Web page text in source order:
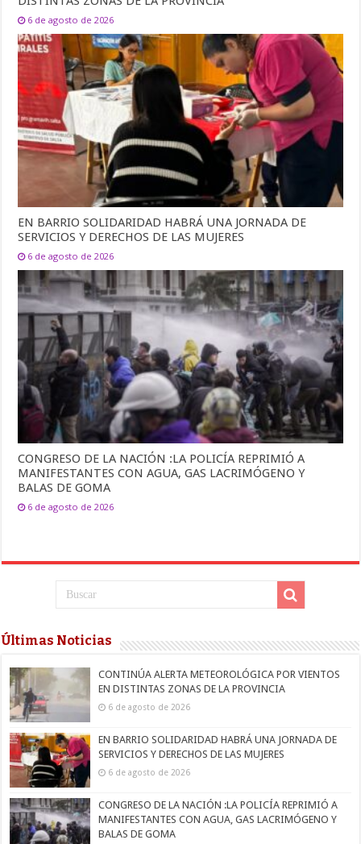
6 de agosto de 2026
EN BARRIO SOLIDARIDAD HABRÁ UNA JORNADA DE
SERVICIOS Y DERECHOS DE LAS MUJERES
6 de agosto de 2026
CONGRESO DE LA NACIÓN :LA POLICÍA REPRIMIÓ A
MANIFESTANTES CON AGUA, GAS LACRIMÓGENO Y
BALAS DE GOMA
6 de agosto de 2026
Últimas Noticias
CONTINÚA ALERTA METEOROLÓGICA POR VIENTOS
EN DISTINTAS ZONAS DE LA PROVINCIA
6 de agosto de 2026
EN BARRIO SOLIDARIDAD HABRÁ UNA JORNADA DE
SERVICIOS Y DERECHOS DE LAS MUJERES
6 de agosto de 2026
CONGRESO DE LA NACIÓN :LA POLICÍA REPRIMIÓ A
MANIFESTANTES CON AGUA, GAS LACRIMÓGENO Y
BALAS DE GOMA